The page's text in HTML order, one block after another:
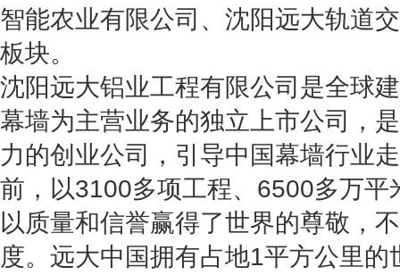
智能农业有限公司、沈阳远大轨道
板块。
沈阳远大铝业工程有限公司是全球
幕墙为主营业务的独立上市公司，
力的创业公司，引导中国幕墙行业
前，以3100多项工程、6500多万平
以质量和信誉赢得了世界的尊敬，
度。远大中国拥有占地1平方公里